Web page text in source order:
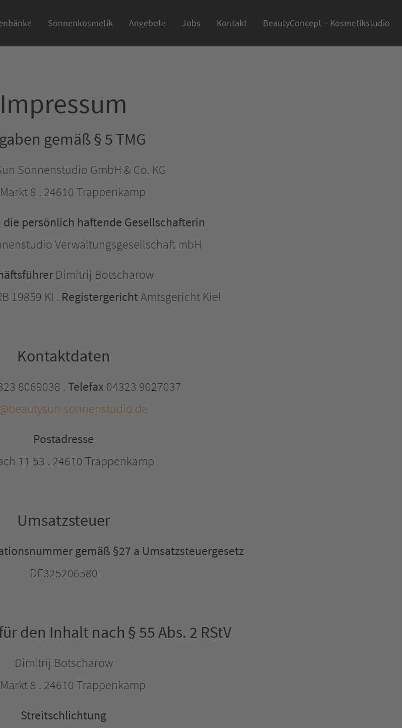
Sonnenkosmetik Angebote Jobs Kontakt BeautyConcept – Kosmetikstudio
Impressum
gemäß § 5 TMG
Sonnenstudio GmbH & Co. KG
8 . 24610 Trappenkamp
persönlich haftende Gesellschafterin
Verwaltungsgesellschaft mbH
Dimitrij Botscharow
19859 KI . RegistergerichtAmtsgericht Kiel
Kontaktdaten
8069038 .Telefax 04323 9027037
sonnenstudio.de
Postadresse
11 53 . 24610 Trappenkamp
Umsatzsteuer
gemäß §27 a Umsatzsteuergesetz
DE325206580
den Inhalt nach § 55 Abs. 2 RStV
Dimitrij Botscharow
8 . 24610 Trappenkamp
Streitschlichtung